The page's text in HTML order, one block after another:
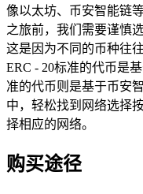
像以太坊、币安智能链
之旅前，我们需要谨慎
这是因为不同的币种往
ERC - 20标准的代币是
准的代币则是基于币安
中，轻松找到网络选择
择相应的网络。
购买途径